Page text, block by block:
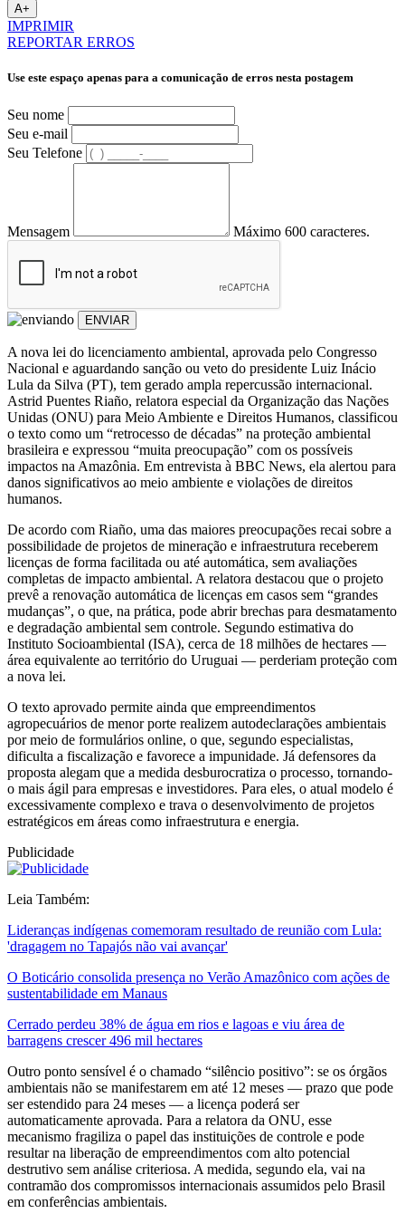
A+
IMPRIMIR
REPORTAR ERROS
Use este espaço apenas para a comunicação de erros nesta postagem
Seu nome
Seu e-mail
Seu Telefone
Mensagem Máximo 600 caracteres.
ENVIAR
A nova lei do licenciamento ambiental, aprovada pelo Congresso
Nacional e aguardando sanção ou veto do presidente Luiz Inácio
Lula da Silva (PT), tem gerado ampla repercussão internacional.
Astrid Puentes Riaño, relatora especial da Organização das Nações
Unidas (ONU) para Meio Ambiente e Direitos Humanos, classificou
o texto como um “retrocesso de décadas” na proteção ambiental
brasileira e expressou “muita preocupação” com os possíveis
impactos na Amazônia. Em entrevista à BBC News, ela alertou para
danos significativos ao meio ambiente e violações de direitos
humanos.
De acordo com Riaño, uma das maiores preocupações recai sobre a
possibilidade de projetos de mineração e infraestrutura receberem
licenças de forma facilitada ou até automática, sem avaliações
completas de impacto ambiental. A relatora destacou que o projeto
prevê a renovação automática de licenças em casos sem “grandes
mudanças”, o que, na prática, pode abrir brechas para desmatamento
e degradação ambiental sem controle. Segundo estimativa do
Instituto Socioambiental (ISA), cerca de 18 milhões de hectares —
área equivalente ao território do Uruguai — perderiam proteção com
a nova lei.
O texto aprovado permite ainda que empreendimentos
agropecuários de menor porte realizem autodeclarações ambientais
por meio de formulários online, o que, segundo especialistas,
dificulta a fiscalização e favorece a impunidade. Já defensores da
proposta alegam que a medida desburocratiza o processo, tornando-
o mais ágil para empresas e investidores. Para eles, o atual modelo é
excessivamente complexo e trava o desenvolvimento de projetos
estratégicos em áreas como infraestrutura e energia.
Publicidade
Leia Também:
Lideranças indígenas comemoram resultado de reunião com Lula:
'dragagem no Tapajós não vai avançar'
O Boticário consolida presença no Verão Amazônico com ações de
sustentabilidade em Manaus
Cerrado perdeu 38% de água em rios e lagoas e viu área de
barragens crescer 496 mil hectares
Outro ponto sensível é o chamado “silêncio positivo”: se os órgãos
ambientais não se manifestarem em até 12 meses — prazo que pode
ser estendido para 24 meses — a licença poderá ser
automaticamente aprovada. Para a relatora da ONU, esse
mecanismo fragiliza o papel das instituições de controle e pode
resultar na liberação de empreendimentos com alto potencial
destrutivo sem análise criteriosa. A medida, segundo ela, vai na
contramão dos compromissos internacionais assumidos pelo Brasil
em conferências ambientais.